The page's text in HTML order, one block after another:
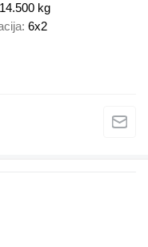
14.500 kg
6x2